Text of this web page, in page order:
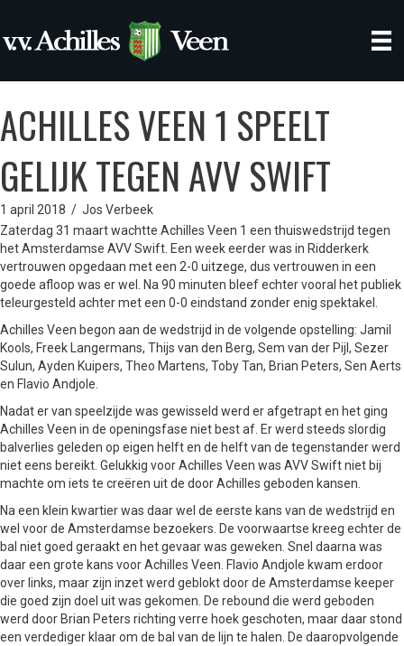
ACHILLES VEEN 1 SPEELT
GELIJK TEGEN AVV SWIFT
1 april 2018 / Jos Verbeek
Zaterdag 31 maart wachtte Achilles Veen 1 een thuiswedstrijd tegen
het Amsterdamse AVV Swift. Een week eerder was in Ridderkerk
vertrouwen opgedaan met een 2-0 uitzege, dus vertrouwen in een
goede afloop was er wel. Na 90 minuten bleef echter vooral het publiek
teleurgesteld achter met een 0-0 eindstand zonder enig spektakel.
Achilles Veen begon aan de wedstrijd in de volgende opstelling: Jamil
Kools, Freek Langermans, Thijs van den Berg, Sem van der Pijl, Sezer
Sulun, Ayden Kuipers, Theo Martens, Toby Tan, Brian Peters, Sen Aerts
en Flavio Andjole.
Nadat er van speelzijde was gewisseld werd er afgetrapt en het ging
Achilles Veen in de openingsfase niet best af. Er werd steeds slordig
balverlies geleden op eigen helft en de helft van de tegenstander werd
niet eens bereikt. Gelukkig voor Achilles Veen was AVV Swift niet bij
machte om iets te creëren uit de door Achilles geboden kansen.
Na een klein kwartier was daar wel de eerste kans van de wedstrijd en
wel voor de Amsterdamse bezoekers. De voorwaartse kreeg echter de
bal niet goed geraakt en het gevaar was geweken. Snel daarna was
daar een grote kans voor Achilles Veen. Flavio Andjole kwam erdoor
over links, maar zijn inzet werd geblokt door de Amsterdamse keeper
die goed zijn doel uit was gekomen. De rebound die werd geboden
werd door Brian Peters richting verre hoek geschoten, maar daar stond
een verdediger klaar om de bal van de lijn te halen. De daaropvolgende